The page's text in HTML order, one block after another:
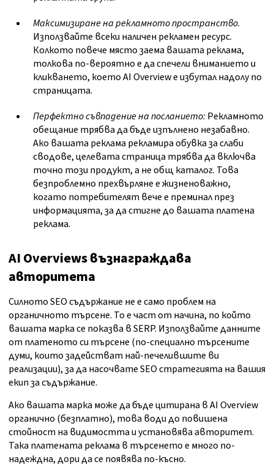
Максимизиране на рекламното пространство.
Използвайте всеки наличен рекламен ресурс.
Колкото повече място заема вашата реклама,
толкова по-вероятно е да спечели вниманието и
кликването, което AI Overview е избутал надолу по
страницата.
Перфектно съвпадение на посланието: Рекламното
обещание трябва да бъде изпълнено незабавно.
Ако вашата реклама рекламира обувка за слаби
сводове, целевата страница трябва да включва
точно този продукт, а не общ каталог. Това
безпроблемно прехвърляне е жизненоважно,
когато потребителят вече е преминал през
информацията, за да стигне до вашата платена
реклама.
AI Overviews възнаграждава
авторитета
Силното SEO съдържание не е само проблем на
органичното търсене. То е част от начина, по който
вашата марка се показва в SERP. Използвайте данните
от платеното си търсене (по-специално търсените
думи, които задействат най-печелившите ви
реализации), за да насочвате SEO стратегията на вашия
екип за съдържание.
Ако вашата марка може да бъде цитирана в AI Overview
органично (безплатно), това води до повишена
стойност на видимостта и установява авторитет.
Така платената реклама в търсенето е много по-
надеждна, дори да се появява по-късно.